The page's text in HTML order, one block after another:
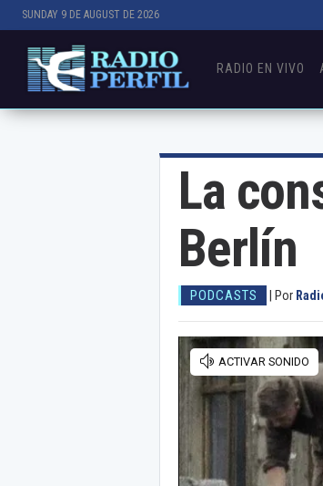
SUNDAY 9 DE AUGUST DE 2026
RADIO EN VIVO
La
Berlín
PODCASTS Por